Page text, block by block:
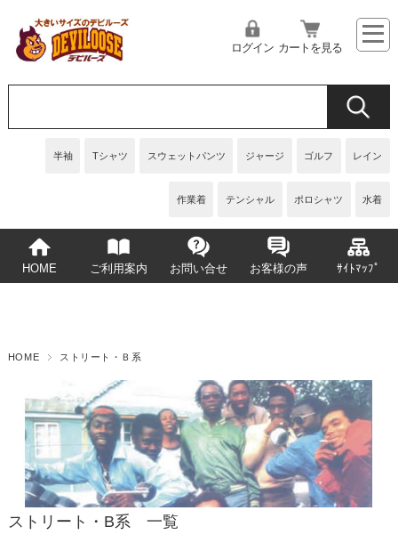
半袖 Tシャツ スウェットパンツ ジャージ ゴルフ レイン
作業着 テンシャル ポロシャツ 水着
ログイン カートを見る
HOME ご利用案内 お問い合せ お客様の声 ｻｲﾄﾏｯﾌﾟ
HOME ストリート・Ｂ系
ストリート・B系 一覧